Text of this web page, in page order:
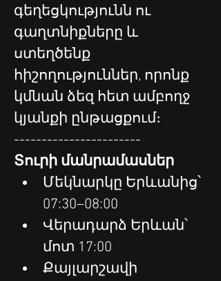
գեղեցկությունն ու
գաղտնիքները և
ստեղծենք
հիշողություններ, որոնք
կմնան ձեզ հետ ամբողջ
կյանքի ընթացքում։
-----------------------
Տուրի մանրամասներ
Մեկնարկը Երևանից՝
07:30–08:00
Վերադարձ Երևան՝
մոտ 17:00
Քայլարշավի